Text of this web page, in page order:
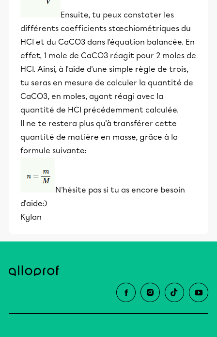
Ensuite, tu peux constater les
différents coefficients stœchiométriques du
HCl et du CaCO3 dans l'équation balancée. En
effet, 1 mole de CaCO3 réagit pour 2 moles de
HCl. Ainsi, à l'aide d'une simple règle de trois,
tu seras en mesure de calculer la quantité de
CaCO3, en moles, ayant réagi avec la
quantité de HCl précédemment calculée.
Il ne te restera plus qu'à transférer cette
quantité de matière en masse, grâce à la
formule suivante:
N'hésite pas si tu as encore besoin
d'aide:)
Kylan